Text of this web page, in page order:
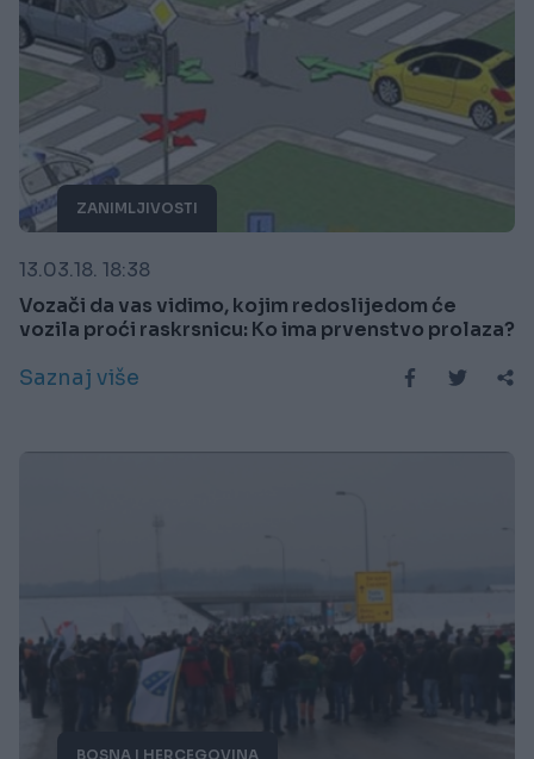
ZANIMLJIVOSTI
13.03.18. 18:38
Vozači da vas vidimo, kojim redoslijedom će
vozila proći raskrsnicu: Ko ima prvenstvo prolaza?
Saznaj više
BOSNA I HERCEGOVINA